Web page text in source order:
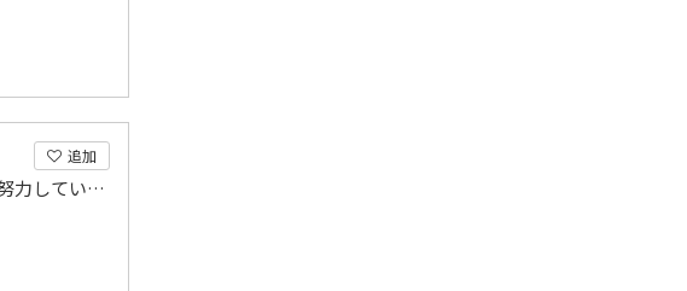
追加
当院に来てよかったと思って頂けるようスタッフ全員で努力しています。